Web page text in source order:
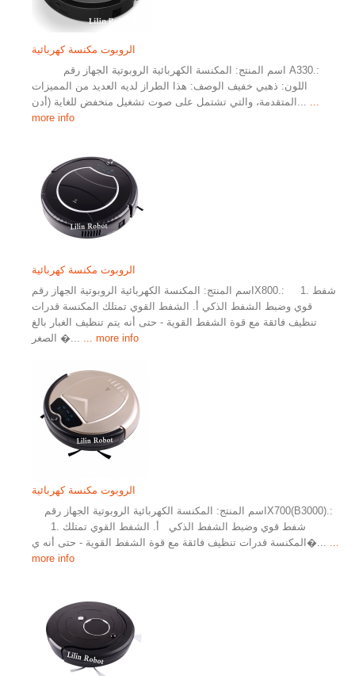
الروبوت مكنسة كهربائية
اللون: ذهبي خفيف الوصف: هذا الطراز لديه العديد من المميزات
more info
الروبوت مكنسة كهربائية
اسم المنتج: المكنسة الكهربائية الروبوتية الجهاز رقمX800.: 1. شفط
قوي وضبط الشفط الذكي أ. الشفط القوي تمتلك المكنسة قدرات
تنظيف فائقة مع قوة الشفط القوية - حتى أنه يتم تنظيف الغبار بالغ
الصغر �...
... more info
الروبوت مكنسة كهربائية
1. شفط قوي وضبط الشفط الذكي أ. الشفط القوي تمتلك
المكنسة قدرات تنظيف فائقة مع قوة الشفط القوية - حتى أنه ي�...
more info